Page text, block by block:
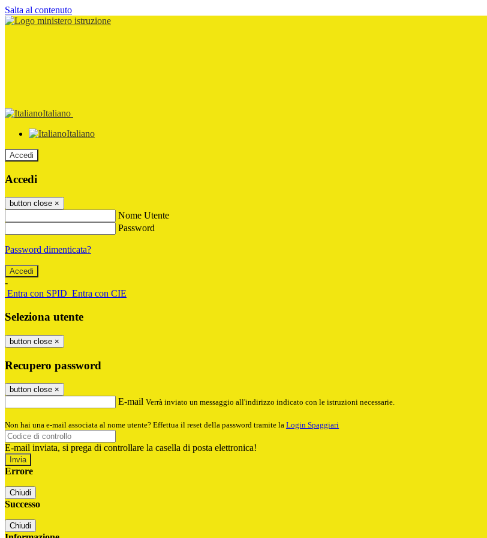
Salta al contenuto
Italiano
Italiano
Accedi
Accedi
button close ×
Nome Utente
Password
Password dimenticata?
-
Entra con SPID Entra con CIE
Seleziona utente
button close ×
Recupero password
button close ×
E-mail Verrà inviato un messaggio all'indirizzo indicato con le istruzioni necessarie.
Non hai una e-mail associata al nome utente? Effettua il reset della password tramite la Login Spaggiari
E-mail inviata, si prega di controllare la casella di posta elettronica!
Errore
Chiudi
Successo
Chiudi